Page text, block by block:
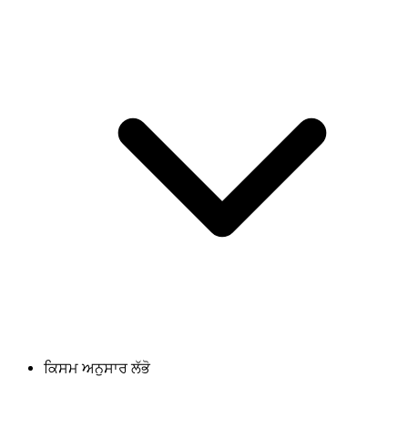
ਕਿਸਮ ਅਨੁਸਾਰ ਲੱਭੋ